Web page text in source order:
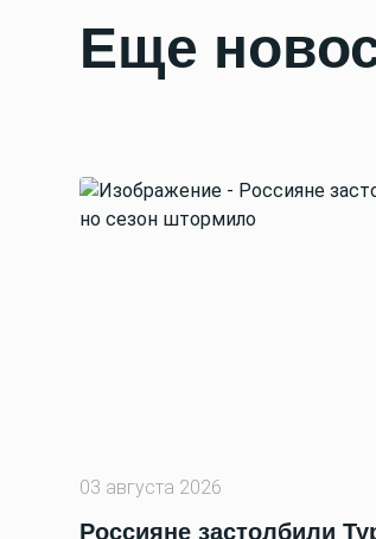
Еще
03 августа 2026
Россияне застолбили